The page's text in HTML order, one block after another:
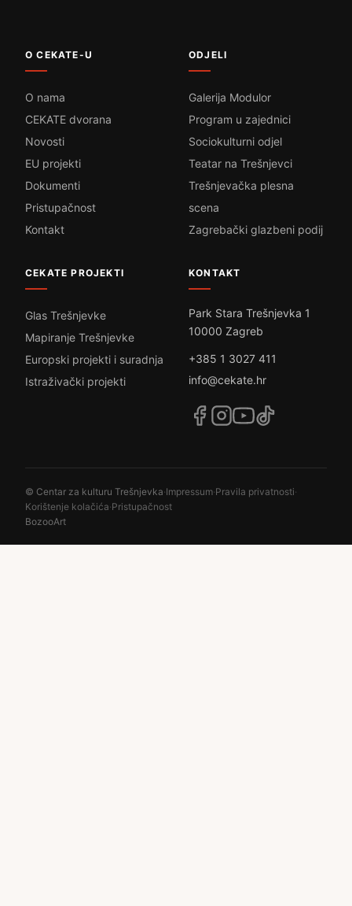
O CEKATE-U
O nama
CEKATE dvorana
Novosti
EU projekti
Dokumenti
Pristupačnost
Kontakt
ODJELI
Galerija Modulor
Program u zajednici
Sociokulturni odjel
Teatar na Trešnjevci
Trešnjevačka plesna
scena
Zagrebački glazbeni podij
CEKATE PROJEKTI
Glas Trešnjevke
Mapiranje Trešnjevke
Europski projekti i suradnja
Istraživački projekti
KONTAKT
Park Stara Trešnjevka 1
10000 Zagreb
+385 1 3027 411
info@cekate.hr
© Centar za kulturu Trešnjevka·Impressum·Pravila privatnosti·
Korištenje kolačića·Pristupačnost
BozooArt